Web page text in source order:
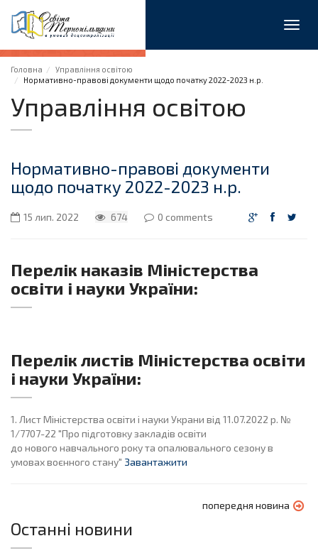
Головна
Управління освітою
Нормативно-правові документи щодо початку 2022-2023 н.р.
Управління освітою
Нормативно-правові документи
щодо початку 2022-2023 н.р.
15 лип. 2022 674 0 comments
Перелік наказів Міністерства
освіти і науки України:
Перелік листів Міністерства освіти
і науки України:
1. Лист Міністерства освіти і науки Украни від 11.07.2022 р. №
1/7707-22 "Про підготовку закладів освіти
до нового навчального року та опалювального сезону в
умовах воєнного стану" Завантажити
попередня новина
Останні новини